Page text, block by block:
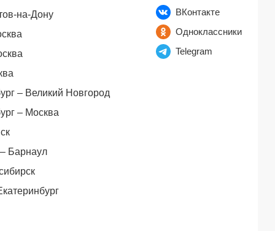
на-Дону
– Великий Новгород
– Москва
Барнаул
ВКонтакте
Одноклассники
Telegram